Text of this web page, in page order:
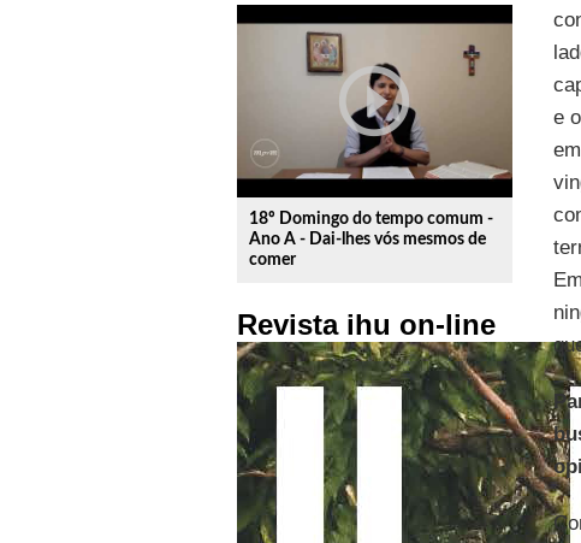
play_circle_outline
18º Domingo do tempo comum -
Ano A - Dai-lhes vós mesmos de
comer
Revista ihu on-line
e